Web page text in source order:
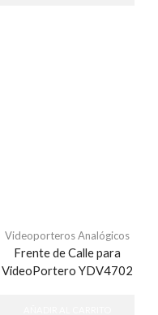
Videoporteros Analógicos
Frente de Calle para
VideoPortero YDV4702